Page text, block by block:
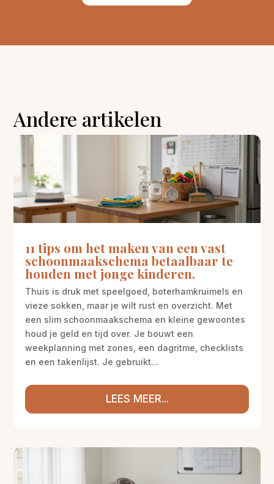
Andere artikelen
11 tips om het maken van een vast
schoonmaakschema betaalbaar te
houden met jonge kinderen.
Thuis is druk met speelgoed, boterhamkruimels en
vieze sokken, maar je wilt rust en overzicht. Met
een slim schoonmaakschema en kleine gewoontes
houd je geld en tijd over. Je bouwt een
weekplanning met zones, een dagritme, checklists
en een takenlijst. Je gebruikt...
LEES MEER...